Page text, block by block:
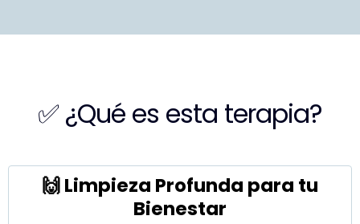
✅ ¿Qué es esta terapia?
🙌 Limpieza Profunda para tu
Bienestar